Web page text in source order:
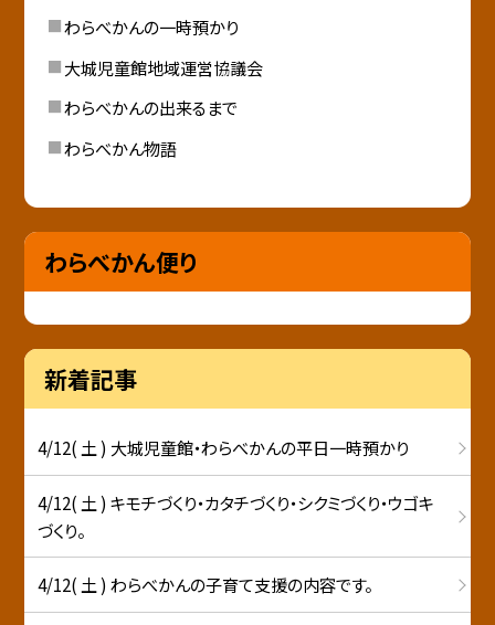
わらべかんの一時預かり
大城児童館地域運営協議会
わらべかんの出来るまで
わらべかん物語
わらべかん便り
新着記事
4/12( 土 ) 大城児童館・わらべかんの平日一時預かり
4/12( 土 ) キモチづくり・カタチづくり・シクミづくり・ウゴキ
づくり。
4/12( 土 ) わらべかんの子育て支援の内容です。